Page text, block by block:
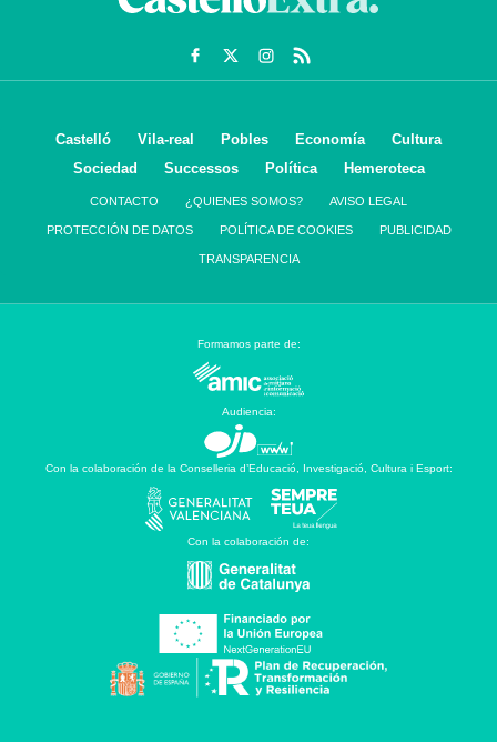
Castelló Vila-real Pobles Economía
Cultura
Sociedad
Successos Política Hemeroteca
CONTACTO ¿QUIENES SOMOS? AVISO LEGAL
PROTECCIÓN DE DATOS POLÍTICA DE COOKIES PUBLICIDAD
TRANSPARENCIA
Formamos parte de:
Audiencia:
Con la colaboración de la Conselleria d’Educació, Investigació, Cultura i Esport:
Con la colaboración de: